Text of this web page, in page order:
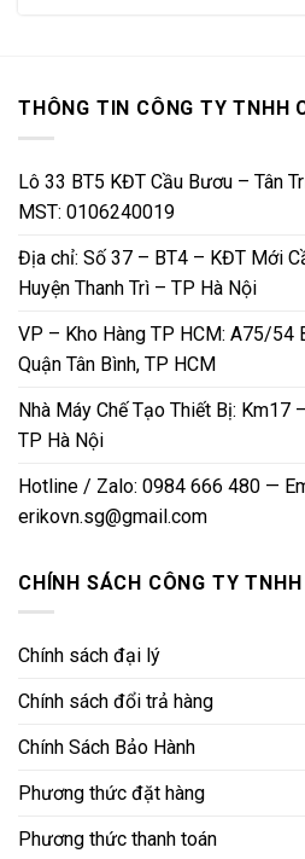
THÔNG TIN CÔNG TY TNHH
Lô 33 BT5 KĐT Cầu Bươu – Tân
MST: 0106240019
Địa chỉ: Số 37 – BT4 – KĐT Mới
Huyện Thanh Trì – TP Hà Nội
VP – Kho Hàng TP HCM: A75/54
Quận Tân Bình, TP HCM
Nhà Máy Chế Tạo Thiết Bị: Km17
TP Hà Nội
Hotline / Zalo: 0984 666 480 —
erikovn.sg@gmail.com
CHÍNH SÁCH CÔNG TY
Chính sách đại lý
Chính sách đổi trả hàng
Chính Sách Bảo Hành
Phương thức đặt hàng
Phương thức thanh toán